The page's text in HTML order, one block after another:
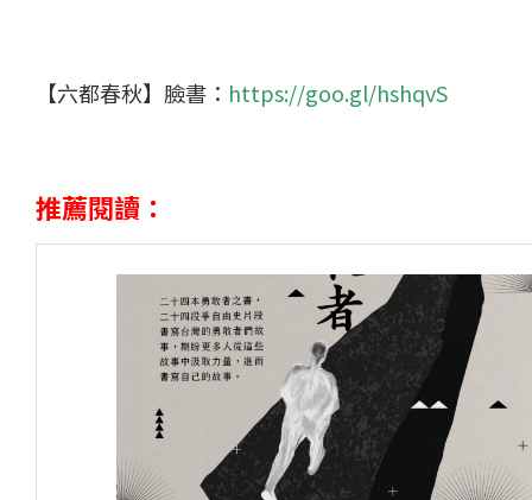
【六都春秋】臉書： https://goo.gl/hshqvS
推薦閱讀：